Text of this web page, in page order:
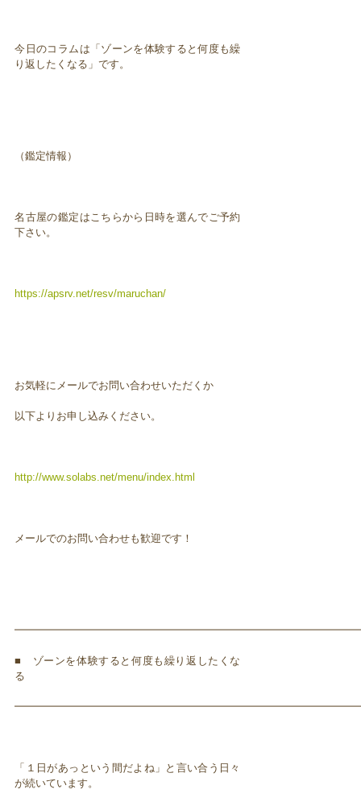
今日のコラムは「ゾーンを体験すると何度も繰
り返したくなる」です。
（鑑定情報）
名古屋の鑑定はこちらから日時を選んでご予約
下さい。
https://apsrv.net/resv/maruchan/
お気軽にメールでお問い合わせいただくか
以下よりお申し込みください。
http://www.solabs.net/menu/index.html
メールでのお問い合わせも歓迎です！
■ ゾーンを体験すると何度も繰り返したくな
る
「１日があっという間だよね」と言い合う日々
が続いています。